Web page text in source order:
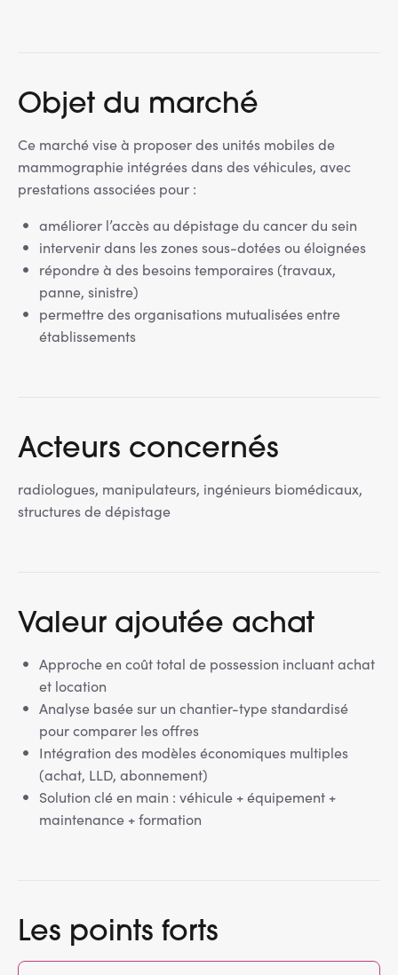
Objet du marché
Ce marché vise à proposer des unités mobiles de
mammographie intégrées dans des véhicules, avec
prestations associées pour :
améliorer l’accès au dépistage du cancer du sein
intervenir dans les zones sous-dotées ou éloignées
répondre à des besoins temporaires (travaux,
panne, sinistre)
permettre des organisations mutualisées entre
établissements
Acteurs concernés
radiologues, manipulateurs, ingénieurs biomédicaux,
structures de dépistage
Valeur ajoutée achat
Approche en coût total de possession incluant achat
et location
Analyse basée sur un chantier-type standardisé
pour comparer les offres
Intégration des modèles économiques multiples
(achat, LLD, abonnement)
Solution clé en main : véhicule + équipement +
maintenance + formation
Les points forts